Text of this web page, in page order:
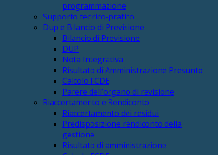
programmazione
Supporto teorico-pratico
Dup e Bilancio di Previsione
Bilancio di Previsione
DUP
Nota Integrativa
Risultato di Amministrazione Presunto
Calcolo FCDE
Parere dell’organo di revisione
Riaccertamento e Rendiconto
Riaccertamento dei residui
Predisposizione rendiconto della
gestione
Risultato di amministrazione